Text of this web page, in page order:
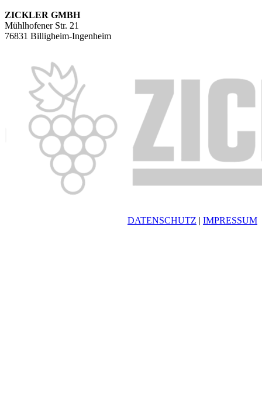
ZICKLER GMBH
Mühlhofener Str. 21
76831 Billigheim-Ingenheim
DATENSCHUTZ | IMPRESSUM